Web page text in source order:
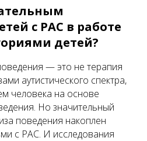
с РАС в работе
детей?
— это не терапия
аутистического спектра,
человека на основе
Но значительный
поведения накоплен
с РАС. И исследования